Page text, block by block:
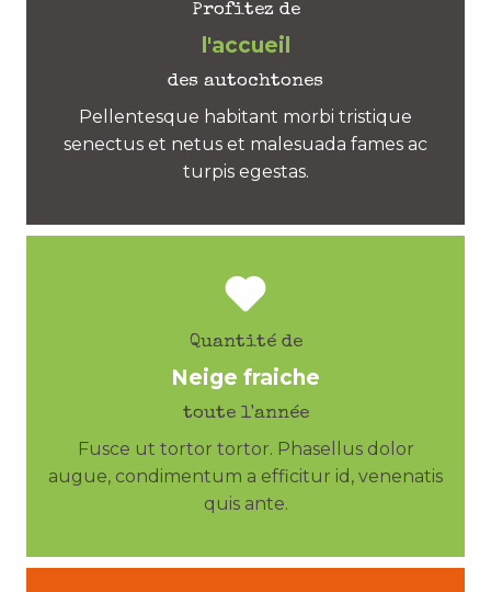
Profitez de
l'accueil
des autochtones
Pellentesque habitant morbi tristique
senectus et netus et malesuada fames ac
turpis egestas.
Quantité de
Neige fraiche
toute l'année
Fusce ut tortor tortor. Phasellus dolor
augue, condimentum a efficitur id, venenatis
quis ante.